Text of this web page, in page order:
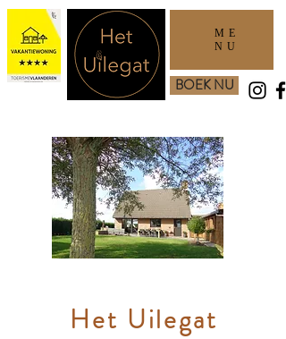
BOEK NU
ME
NU
Het Uilegat